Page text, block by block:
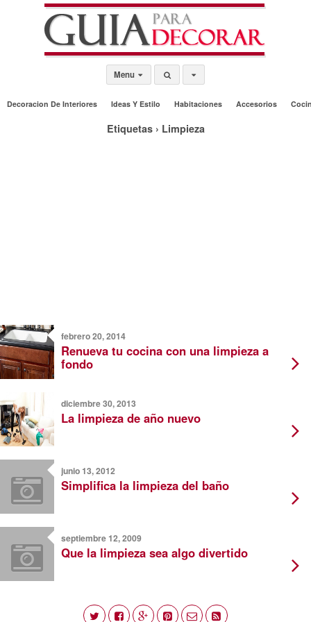
Menu
Decoracion De Interiores Ideas Y Estilo Habitaciones Accesorios
Etiquetas › Limpieza
febrero 20, 2014
Renueva tu cocina con una limpieza a
fondo
diciembre 30, 2013
La limpieza de año nuevo
junio 13, 2012
Simplifica la limpieza del baño
septiembre 12, 2009
Que la limpieza sea algo divertido